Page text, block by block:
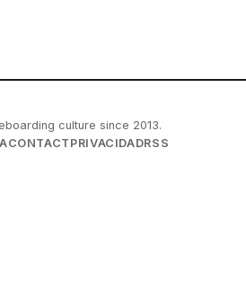
culture since 2013.
CONTACT PRIVACIDADRSS